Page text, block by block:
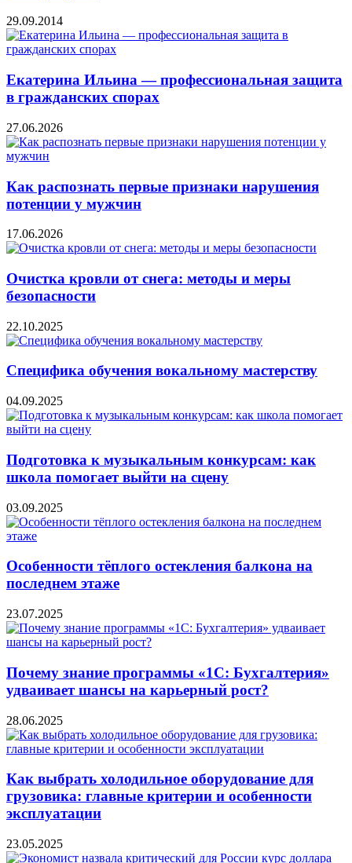
29.09.2014
Екатерина Ильина — профессиональная защита
в гражданских спорах
27.06.2026
Как распознать первые признаки нарушения
потенции у мужчин
17.06.2026
Очистка кровли от снега: методы и меры
безопасности
22.10.2025
Специфика обучения вокальному мастерству
04.09.2025
Подготовка к музыкальным конкурсам: как
школа помогает выйти на сцену
03.09.2025
Особенности тёплого остекления балкона на
последнем этаже
23.07.2025
Почему знание программы «1С: Бухгалтерия»
удваивает шансы на карьерный рост?
28.06.2025
Как выбрать холодильное оборудование для
грузовика: главные критерии и особенности
эксплуатации
23.05.2025